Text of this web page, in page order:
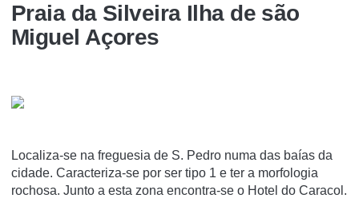
Praia da Silveira Ilha de são
Miguel Açores
Localiza-se na freguesia de S. Pedro numa das baías da
cidade. Caracteriza-se por ser tipo 1 e ter a morfologia
rochosa. Junto a esta zona encontra-se o Hotel do Caracol.